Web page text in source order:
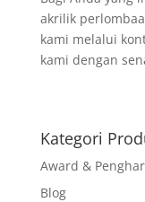
akrilik
kami melalui
kami dengan
Kategori
Award &
Blog